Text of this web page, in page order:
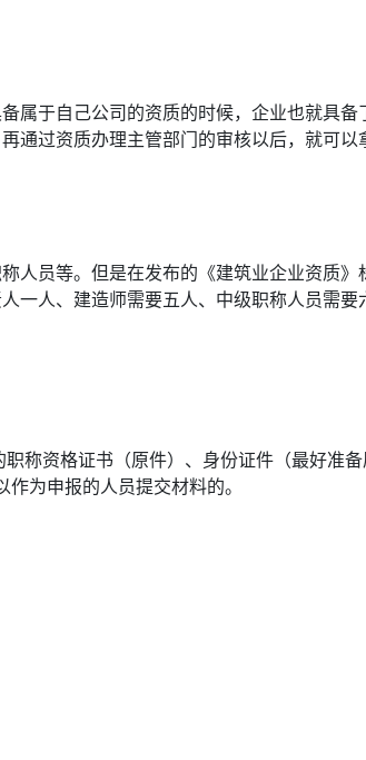
于自己公司的资质的时候，企业也就具
过资质办理主管部门的审核以后，就可以
员等。但是在发布的《建筑业企业资质
人、建造师需要五人、中级职称人员需
称资格证书（原件）、身份证件（最好准
为申报的人员提交材料的。